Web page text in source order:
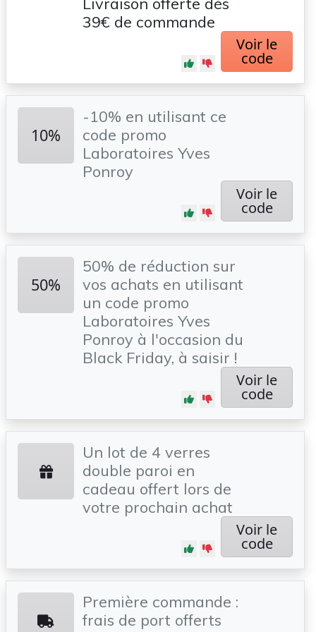
39€ de commande
Voir le
code
10%
-10% en utilisant ce
code promo
Laboratoires Yves
Ponroy
Voir le
code
50%
50% de réduction sur
vos achats en utilisant
un code promo
Laboratoires Yves
Ponroy à l'occasion du
Black Friday, à saisir !
Voir le
code
Un lot de 4 verres
double paroi en
cadeau offert lors de
votre prochain achat
Voir le
code
Première commande :
frais de port offerts